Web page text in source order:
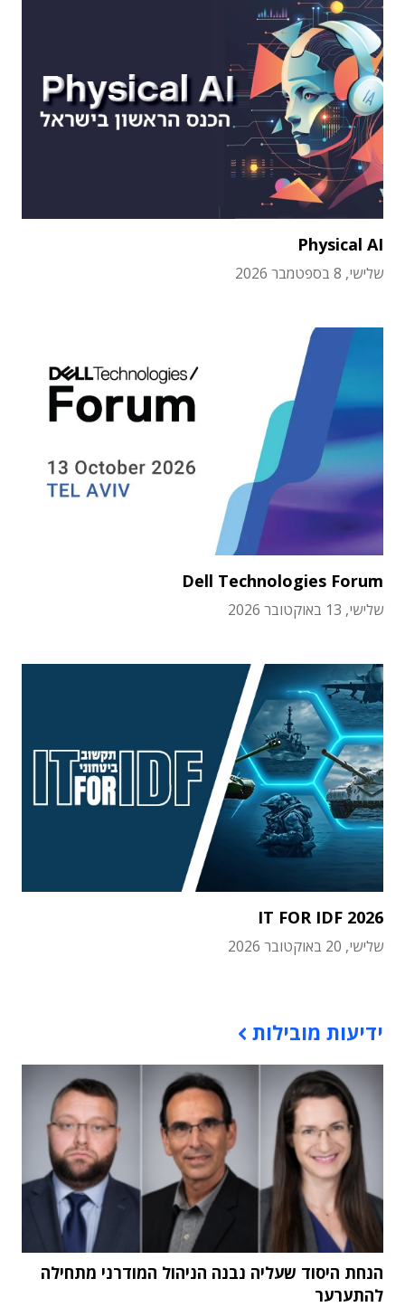
Physical AI
שלישי, 8 בספטמבר 2026
Dell Technologies Forum
שלישי, 13 באוקטובר 2026
IT FOR IDF 2026
שלישי, 20 באוקטובר 2026
ידיעות מובילות
הנחת היסוד שעליה נבנה הניהול המודרני מתחילה
להתערער